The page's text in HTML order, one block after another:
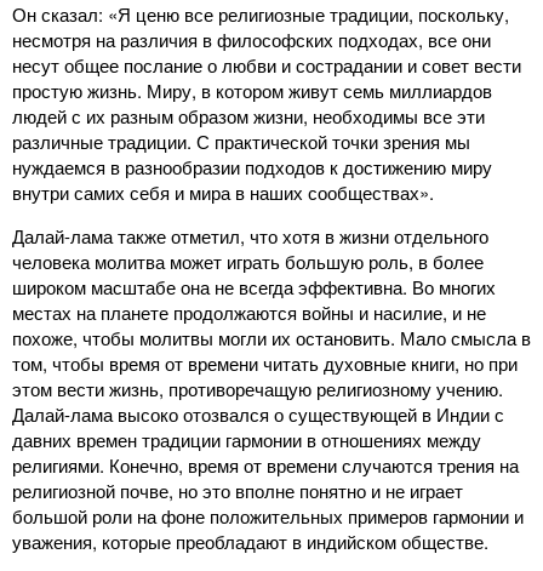
Он сказал: «Я ценю все религиозные традиции, поскольку,
несмотря на различия в философских подходах, все они
несут общее послание о любви и сострадании и совет вести
простую жизнь. Миру, в котором живут семь миллиардов
людей с их разным образом жизни, необходимы все эти
различные традиции. С практической точки зрения мы
нуждаемся в разнообразии подходов к достижению миру
внутри самих себя и мира в наших сообществах».
Далай-лама также отметил, что хотя в жизни отдельного
человека молитва может играть большую роль, в более
широком масштабе она не всегда эффективна. Во многих
местах на планете продолжаются войны и насилие, и не
похоже, чтобы молитвы могли их остановить. Мало смысла в
том, чтобы время от времени читать духовные книги, но при
этом вести жизнь, противоречащую религиозному учению.
Далай-лама высоко отозвался о существующей в Индии с
давних времен традиции гармонии в отношениях между
религиями. Конечно, время от времени случаются трения на
религиозной почве, но это вполне понятно и не играет
большой роли на фоне положительных примеров гармонии и
уважения, которые преобладают в индийском обществе.